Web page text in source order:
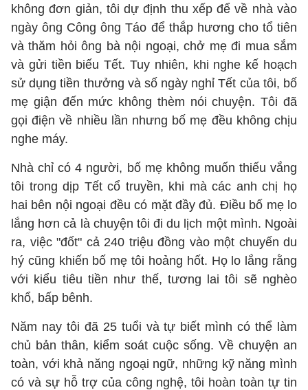
không đơn giản, tôi dự định thu xếp để về nhà vào
ngày ông Công ông Táo để thắp hương cho tổ tiên
và thăm hỏi ông bà nội ngoại, chở mẹ đi mua sắm
và gửi tiền biếu Tết. Tuy nhiên, khi nghe kế hoạch
sử dụng tiền thưởng và số ngày nghỉ Tết của tôi, bố
mẹ giận đến mức không thèm nói chuyện. Tôi đã
gọi điện về nhiều lần nhưng bố mẹ đều không chịu
nghe máy.
Nhà chỉ có 4 người, bố mẹ không muốn thiếu vắng
tôi trong dịp Tết cổ truyền, khi mà các anh chị họ
hai bên nội ngoại đều có mặt đầy đủ. Điều bố mẹ lo
lắng hơn cả là chuyện tôi đi du lịch một mình. Ngoài
ra, việc "đốt" cả 240 triệu đồng vào một chuyến du
hý cũng khiến bố mẹ tôi hoảng hốt. Họ lo lắng rằng
với kiểu tiêu tiền như thế, tương lai tôi sẽ nghèo
khổ, bấp bênh.
Năm nay tôi đã 25 tuổi và tự biết mình có thể làm
chủ bản thân, kiểm soát cuộc sống. Về chuyện an
toàn, với khả năng ngoại ngữ, những kỹ năng mình
có và sự hỗ trợ của công nghệ, tôi hoàn toàn tự tin